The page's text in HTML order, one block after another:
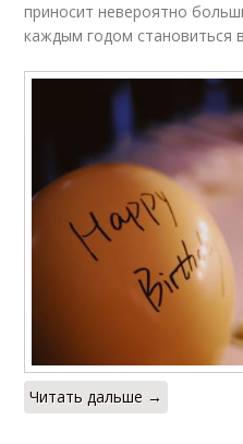
приносит невероятно
каждым годом становиться
Читать дальше →